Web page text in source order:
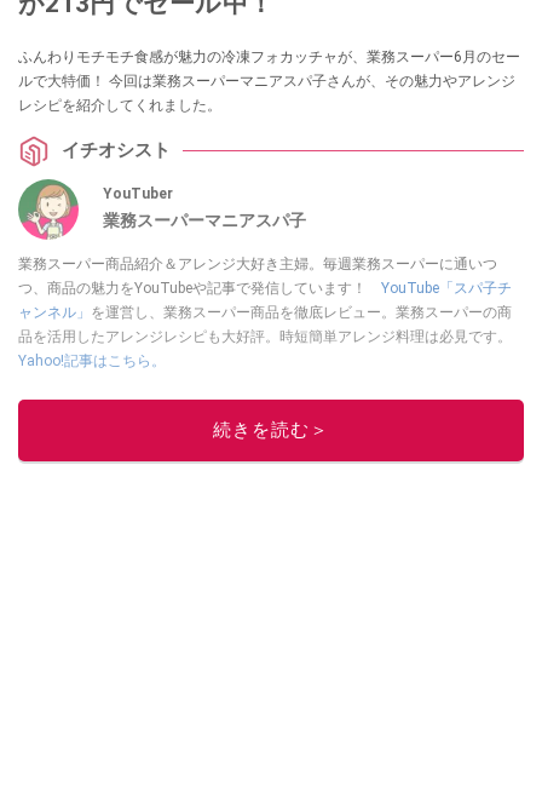
ふんわりモチモチ食感が魅力の冷凍フォカッチャが、業務スーパー6月のセー
ルで大特価！ 今回は業務スーパーマニアスパ子さんが、その魅力やアレンジ
レシピを紹介してくれました。
イチオシスト
YouTuber
業務スーパーマニアスパ子
業務スーパー商品紹介＆アレンジ大好き主婦。毎週業務スーパーに通いつ
つ、商品の魅力をYouTubeや記事で発信しています！ YouTube「スパ子チ
ャンネル」 を運営し、業務スーパー商品を徹底レビュー。業務スーパーの商
品を活用したアレンジレシピも大好評。時短簡単アレンジ料理は必見です。
Yahoo!記事はこちら。
このイチオシストの他の記事を読む
続きを読む＞